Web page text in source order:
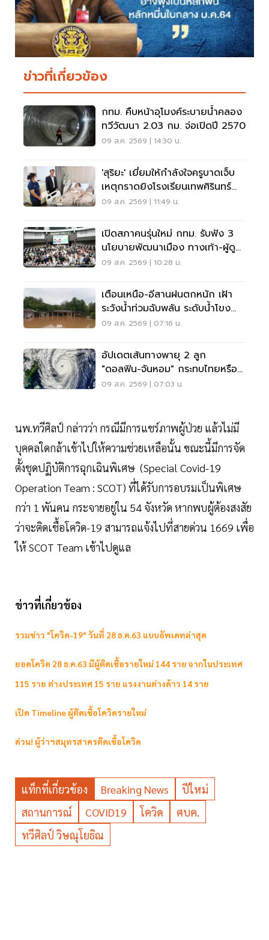
ข่าวที่เกี่ยวข้อง
กทม. คืบหน้าอุโมงค์ระบายน้ำคลอง
ทวีวัฒนา 2.03 กม. จ่อเปิดปี 2570
09 ส.ค. 2569 | 14:30 น.
'สุริยะ' เยี่ยมให้กำลังใจครูบาดเจ็บ
เหตุกราดยิงโรงเรียนเทพศิรินทร์
นนทบุรี
09 ส.ค. 2569 | 11:49 น.
เปิดสภาคนรุ่นใหม่ กทม. รับฟัง 3
นโยบายพัฒนาเมือง ทางเท้า-ผู้ดู
แลออทิสติก-จักรยาน
09 ส.ค. 2569 | 10:28 น.
เตือนเหนือ-อีสานฝนตกหนัก เฝ้า
ระวังน้ำท่วมฉับพลัน ระดับน้ำโขง
เพิ่มสูง
09 ส.ค. 2569 | 07:16 น.
อัปเดตเส้นทางพายุ 2 ลูก
"ดอลฟิน-จันหอม" กระทบไทยหรือ
ไม่ เช็กเลย
09 ส.ค. 2569 | 07:03 น.
นพ.ทวีศิลป์ กล่าวว่า กรณีมีการแชร์ภาพผู้ป่วย แล้วไม่มี
บุคคลใดกล้าเข้าไปให้ความช่วยเหลือนั้น ขณะนี้มีการจัด
ตั้งชุดปฏิบัติการฉุกเฉินพิเศษ (Special Covid-19
Operation Team : SCOT) ที่ได้รับการอบรมเป็นพิเศษ
กว่า 1 พันคน กระจายอยู่ใน 54 จังหวัด หากพบผู้ต้องสงสัย
ว่าจะติดเชื้อโควิด-19 สามารถแจ้งไปที่สายด่วน 1669 เพื่อ
ให้ SCOT Team เข้าไปดูแล
ข่าวที่เกี่ยวข้อง
รวมข่าว "โควิด-19" วันที่ 28 ธ.ค.63 แบบอัพเดทล่าสุด
ยอดโควิด 28 ธ.ค.63 มีผู้ติดเชื้อรายใหม่ 144 ราย จากในประเทศ
115 ราย ต่างประเทศ 15 ราย แรงงานต่างด้าว 14 ราย
เปิด Timeline ผู้ติดเชื้อโควิดรายใหม่
ด่วน! ผู้ว่าฯสมุทรสาครติดเชื้อโควิด
แท็กที่เกี่ยวข้อง Breaking News
ปีใหม่
สถานการณ์
COVID19 โควิด
ศบค.
ทวีศิลป์ วิษณุโยธิณ